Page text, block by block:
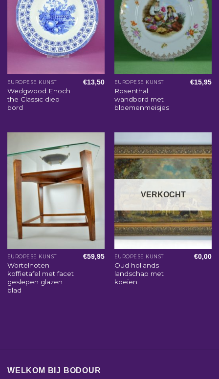
EUROPESE KUNST
Wedgwood Enoch
the Classic diep
bord
€13,50 EUROPESE KUNST
Rosenthal
wandbord met
bloemenmeisjes
€15,95
EUROPESE KUNST
Wortelnoten
koffietafel met facet
geslepen glazen
blad
€59,95
VERKOCHT
EUROPESE KUNST
Oud hollands
landschap met
koeien
€0,00
WELKOM BIJ BODOUR